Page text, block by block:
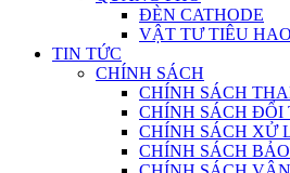
ĐÈN CATHODE
VẬT TƯ TIÊU HAO
TIN TỨC
CHÍNH SÁCH
CHÍNH SÁCH
CHÍNH SÁCH ĐỔI
CHÍNH SÁCH XỬ
CHÍNH SÁCH